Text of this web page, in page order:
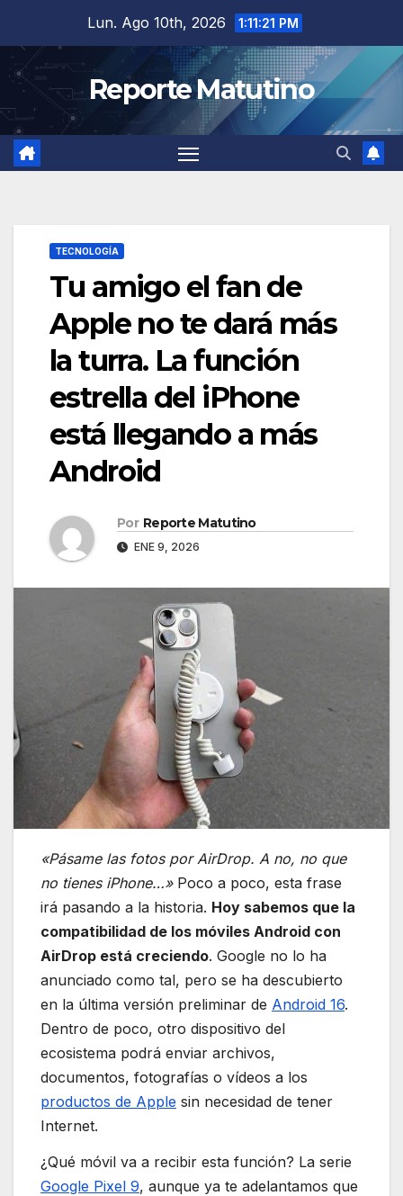
contenido
Lun. Ago 10th, 2026 1:11:22 PM
Reporte Matutino
TECNOLOGÍA
Tu amigo el fan de
Apple no te dará más
la turra. La función
estrella del iPhone
está llegando a más
Android
Por Reporte Matutino
ENE 9, 2026
«Pásame las fotos por AirDrop. A no, no que
no tienes iPhone…»Poco a poco, esta frase
irá pasando a la historia. Hoy sabemos que la
compatibilidad de los móviles Android con
AirDrop está creciendo. Google no lo ha
anunciado como tal, pero se ha descubierto
en la última versión preliminar de Android 16.
Dentro de poco, otro dispositivo del
ecosistema podrá enviar archivos,
documentos, fotografías o vídeos a los
productos de Apple sin necesidad de tener
Internet.
¿Qué móvil va a recibir esta función? La serie
Google Pixel 9, aunque ya te adelantamos que